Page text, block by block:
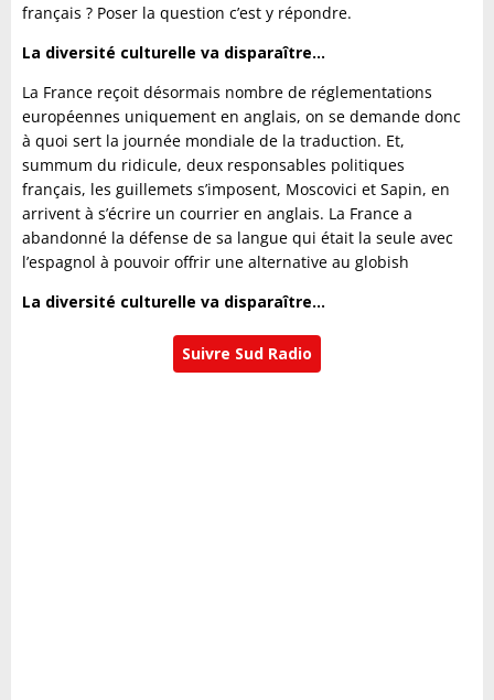
français ? Poser la question c’est y répondre.
La diversité culturelle va disparaître…
La France reçoit désormais nombre de réglementations
européennes uniquement en anglais, on se demande donc
à quoi sert la journée mondiale de la traduction. Et,
summum du ridicule, deux responsables politiques
français, les guillemets s’imposent, Moscovici et Sapin, en
arrivent à s’écrire un courrier en anglais. La France a
abandonné la défense de sa langue qui était la seule avec
l’espagnol à pouvoir offrir une alternative au globish
La diversité culturelle va disparaître…
Suivre Sud Radio